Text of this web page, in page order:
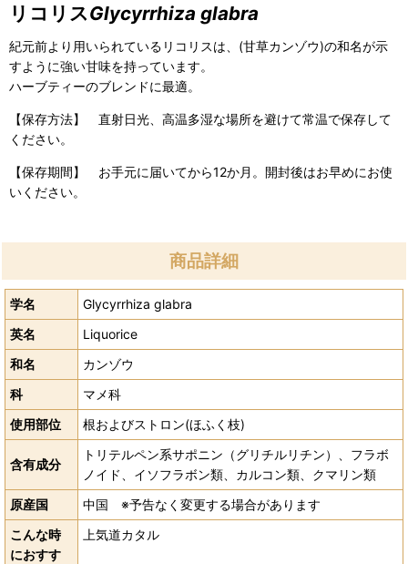
リコリスGlycyrrhiza glabra
紀元前より用いられているリコリスは、(甘草カンゾウ)の和名が示
すように強い甘味を持っています。
ハーブティーのブレンドに最適。
【保存方法】 直射日光、高温多湿な場所を避けて常温で保存して
ください。
【保存期間】 お手元に届いてから12か月。開封後はお早めにお使
いください。
商品詳細
学名
Glycyrrhiza glabra
英名
Liquorice
和名
カンゾウ
科
マメ科
使用部位
根およびストロン(ほふく枝)
含有成分
トリテルペン系サポニン（グリチルリチン）、フラボ
ノイド、イソフラボン類、カルコン類、クマリン類
原産国
中国 ※予告なく変更する場合があります
こんな時
におすす
上気道カタル